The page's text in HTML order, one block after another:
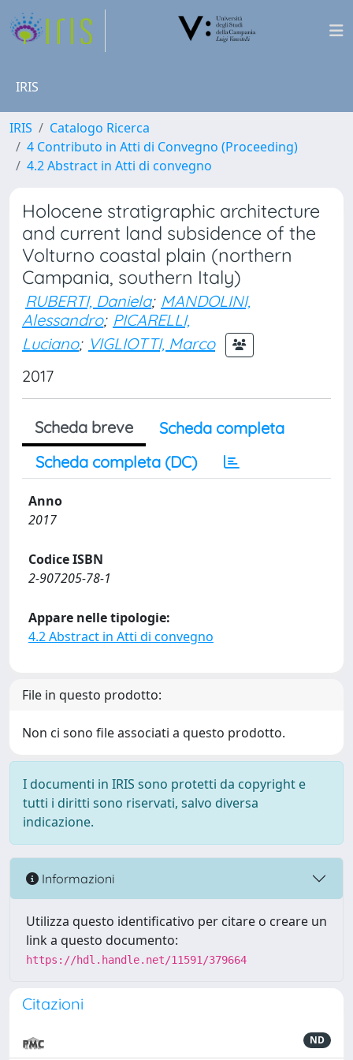
IRIS
IRIS
Catalogo Ricerca
4 Contributo in Atti di Convegno (Proceeding)
4.2 Abstract in Atti di convegno
Holocene stratigraphic architecture
and current land subsidence of the
Volturno coastal plain (northern
Campania, southern Italy)
RUBERTI, Daniela; MANDOLINI,
Alessandro; PICARELLI,
Luciano; VIGLIOTTI, Marco
2017
Scheda breve
Scheda completa
Scheda completa (DC)
Anno
2017
Codice ISBN
2-907205-78-1
Appare nelle tipologie:
4.2 Abstract in Atti di convegno
File in questo prodotto:
Non ci sono file associati a questo prodotto.
I documenti in IRIS sono protetti da copyright e
tutti i diritti sono riservati, salvo diversa
indicazione.
Informazioni
Utilizza questo identificativo per citare o creare un
link a questo documento:
https://hdl.handle.net/11591/379664
Citazioni
ND